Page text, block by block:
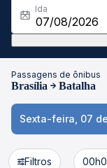
Ida
Passagens de ônibus
Brasília Batalha
Sexta-feira, 07
Filtros